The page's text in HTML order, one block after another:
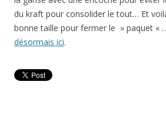
du kraft pour consolider le tout… Et
bonne taille pour fermer le » paquet «
désormais ici.